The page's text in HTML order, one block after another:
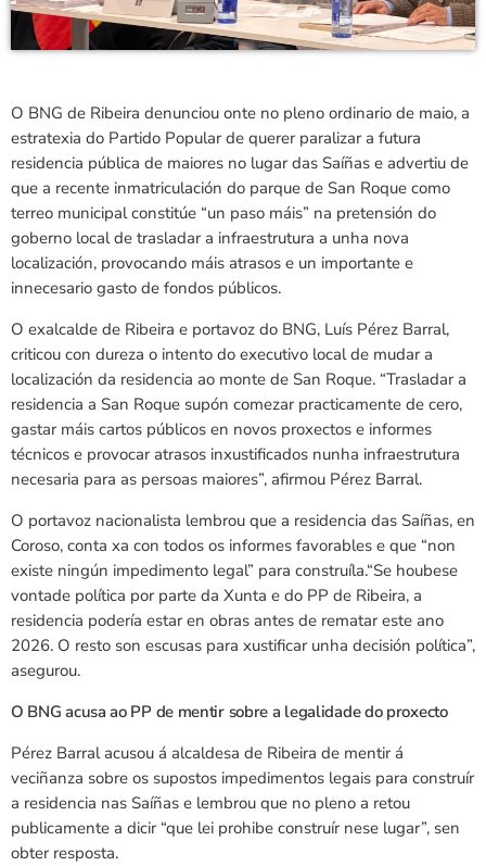
O BNG de Ribeira denunciou onte no pleno ordinario de maio, a
estratexia do Partido Popular de querer paralizar a futura
residencia pública de maiores no lugar das Saíñas e advertiu de
que a recente inmatriculación do parque de San Roque como
terreo municipal constitúe “un paso máis” na pretensión do
goberno local de trasladar a infraestrutura a unha nova
localización, provocando máis atrasos e un importante e
innecesario gasto de fondos públicos.
O exalcalde de Ribeira e portavoz do BNG, Luís Pérez Barral,
criticou con dureza o intento do executivo local de mudar a
localización da residencia ao monte de San Roque. “Trasladar a
residencia a San Roque supón comezar practicamente de cero,
gastar máis cartos públicos en novos proxectos e informes
técnicos e provocar atrasos inxustificados nunha infraestrutura
necesaria para as persoas maiores”, afirmou Pérez Barral.
O portavoz nacionalista lembrou que a residencia das Saíñas, en
Coroso, conta xa con todos os informes favorables e que “non
existe ningún impedimento legal” para construíla.“Se houbese
vontade política por parte da Xunta e do PP de Ribeira, a
residencia podería estar en obras antes de rematar este ano
2026. O resto son escusas para xustificar unha decisión política”,
asegurou.
O BNG acusa ao PP de mentir sobre a legalidade do proxecto
Pérez Barral acusou á alcaldesa de Ribeira de mentir á
veciñanza sobre os supostos impedimentos legais para construír
a residencia nas Saíñas e lembrou que no pleno a retou
publicamente a dicir “que lei prohibe construír nese lugar”, sen
obter resposta.